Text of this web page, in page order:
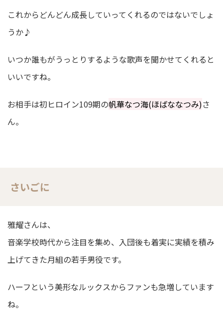
これからどんどん成長していってくれるのではないでしょ
うか♪
いつか誰もがうっとりするような歌声を聞かせてくれると
いいですね。
お相手は初ヒロイン109期の帆華なつ海(ほばななつみ)さ
ん。
さいごに
雅耀さんは、
音楽学校時代から注目を集め、入団後も着実に実績を積み
上げてきた月組の若手男役です。
ハーフという美形なルックスからファンも急増しています
ね。